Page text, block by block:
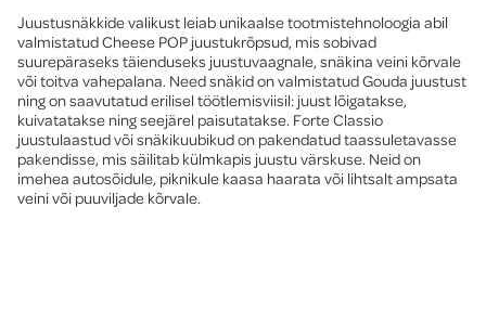
Juustusnäkkide valikust leiab unikaalse tootmistehnoloogia abil
valmistatud Cheese POP juustukrõpsud, mis sobivad
suurepäraseks täienduseks juustuvaagnale, snäkina veini kõrvale
või toitva vahepalana. Need snäkid on valmistatud Gouda juustust
ning on saavutatud erilisel töötlemisviisil: juust lõigatakse,
kuivatatakse ning seejärel paisutatakse. Forte Classio
juustulaastud või snäkikuubikud on pakendatud taassuletavasse
pakendisse, mis säilitab külmkapis juustu värskuse. Neid on
imehea autosõidule, piknikule kaasa haarata või lihtsalt ampsata
veini või puuviljade kõrvale.